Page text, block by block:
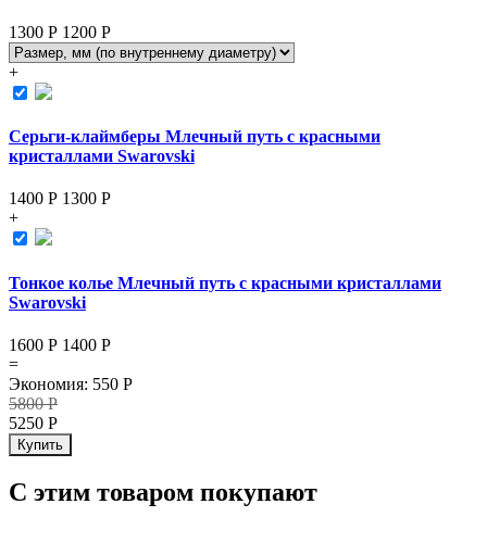
1300 Р 1200 Р
+
Серьги-клаймберы Млечный путь с красными
кристаллами Swarovski
1400 Р 1300 Р
+
Тонкое колье Млечный путь с красными кристаллами
Swarovski
1600 Р 1400 Р
=
Экономия: 550 Р
5800Р
5250 Р
Купить
С этим товаром покупают